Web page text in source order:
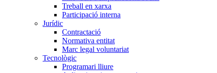
Treball en xarxa
Participació interna
Jurídic
Contractació
Normativa entitat
Marc legal voluntariat
Tecnològic
Programari lliure